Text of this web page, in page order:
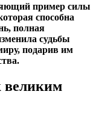
пример силы
способна
полная
судьбы
подарив им
великим